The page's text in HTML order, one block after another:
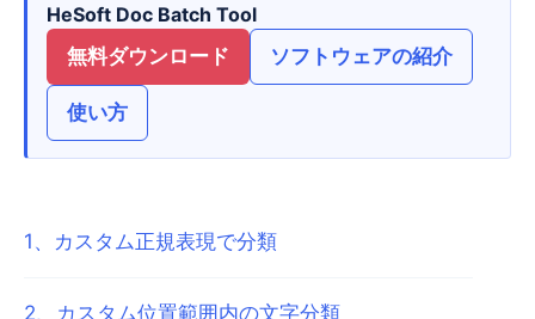
HeSoft Doc Batch Tool
無料ダウンロード
ソフトウェアの紹介
使い方
1 、 カスタム正規表現で分類
2、 カスタム位置範囲内の文字分類